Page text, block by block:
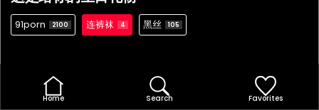
91porn 2100 连裤袜 4 黑丝 105
Home Search Favorites